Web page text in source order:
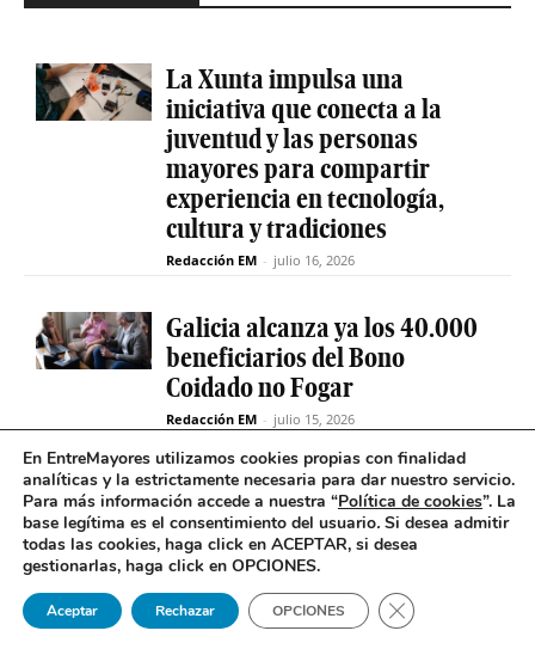
La Xunta impulsa una
iniciativa que conecta a la
juventud y las personas
mayores para compartir
experiencia en tecnología,
cultura y tradiciones
Redacción EM - julio 16, 2026
Galicia alcanza ya los 40.000
beneficiarios del Bono
Coidado no Fogar
Redacción EM - julio 15, 2026
Fabiola García destaca el
compromiso de la Xunta de
Galicia con el SAF
Redacción EM - julio 15, 2026
En EntreMayores utilizamos cookies propias con finalidad
analíticas y la estrictamente necesaria para dar nuestro servicio.
Para más información accede a nuestra “Política de cookies”. La
base legítima es el consentimiento del usuario. Si desea admitir
todas las cookies, haga click en ACEPTAR, si desea
gestionarlas, haga click en OPCIONES.
Aceptar Rechazar OPCIONES Cerrar el banner